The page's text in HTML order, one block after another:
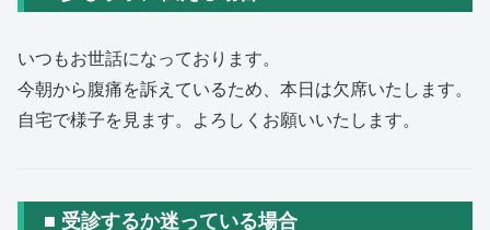
いつもお世話になっております。
今朝から腹痛を訴えているため、本日は欠席いたします。
自宅で様子を見ます。よろしくお願いいたします。
■ 受診するか迷っている場合